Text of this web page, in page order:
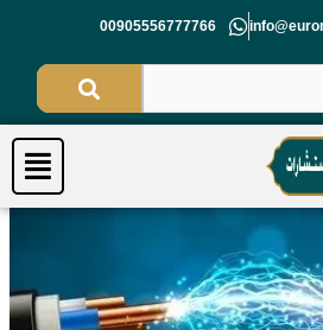
00905556777766